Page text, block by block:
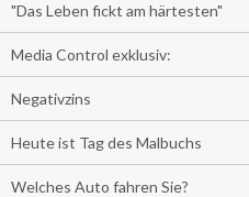
"Das Leben fickt am härtesten"
Media Control exklusiv:
Negativzins
Heute ist Tag des Malbuchs
Welches Auto fahren Sie?